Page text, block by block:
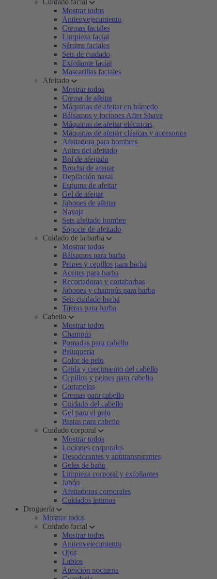
Cuidado facial
Mostrar todos
Antienvejecimiento
Cremas faciales
Limpieza facial
Sérums faciales
Sets de cuidado
Exfoliante facial
Mascarillas faciales
Afeitado
Mostrar todos
Crema de afeitar
Máquinas de afeitar en húmedo
Bálsamos y lociones After Shave
Máquinas de afeitar eléctricas
Máquinas de afeitar clásicas y accesorios
Afeitadora para hombres
Antes del afeitado
Bol de afeitado
Brocha de afeitar
Depilación nasal
Espuma de afeitar
Gel de afeitar
Jabones de afeitar
Navaja
Sets afeitado hombre
Soporte de afeitado
Cuidado de la barba
Mostrar todos
Bálsamos para barba
Peines y cepillos para barba
Aceites para barba
Recortadoras y cortabarbas
Jabones y champús para barba
Sets cuidado barba
Tijeras para barba
Cabello
Mostrar todos
Champús
Pomadas para cabello
Peluquería
Color de pelo
Caída y crecimiento del cabello
Cepillos y peines para cabello
Cortapelos
Cremas para cabello
Cuidado del cabello
Gel para el pelo
Pastas para cabello
Cuidado corporal
Mostrar todos
Lociones corporales
Desodorantes y antitranspirantes
Geles de baño
Limpieza corporal y exfoliantes
Jabón
Afeitadoras corporales
Cuidados íntimos
Droguería
Mostrar todos
Cuidado facial
Mostrar todos
Antienvejecimiento
Ojos
Labios
Atención nocturna